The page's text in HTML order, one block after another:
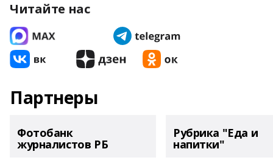
Читайте нас
Партнеры
Фотобанк
журналистов РБ
Рубрика "Еда и
напитки"